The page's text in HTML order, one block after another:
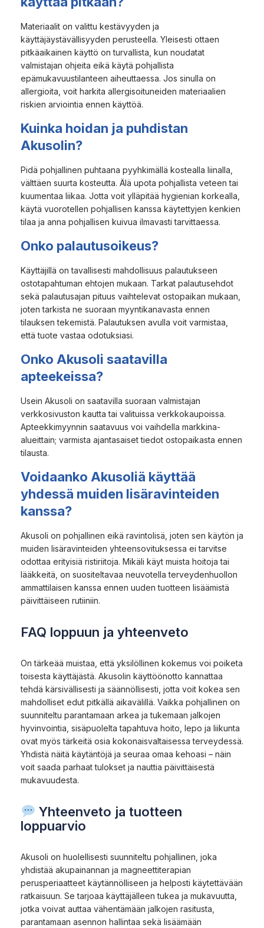
Materiaalit on valittu kestävyyden ja
käyttäjäystävällisyyden perusteella. Yleisesti ottaen
pitkäaikainen käyttö on turvallista, kun noudatat
valmistajan ohjeita eikä käytä pohjallista
epämukavuustilanteen aiheuttaessa. Jos sinulla on
allergioita, voit harkita allergisoituneiden materiaalien
riskien arviointia ennen käyttöä.
Kuinka hoidan ja puhdistan
Akusolin?
Pidä pohjallinen puhtaana pyyhkimällä kostealla liinalla,
välttäen suurta kosteutta. Älä upota pohjallista veteen tai
kuumentaa liikaa. Jotta voit ylläpitää hygienian korkealla,
käytä vuorotellen pohjallisen kanssa käytettyjen kenkien
tilaa ja anna pohjallisen kuivua ilmavasti tarvittaessa.
Onko palautusoikeus?
Käyttäjillä on tavallisesti mahdollisuus palautukseen
ostotapahtuman ehtojen mukaan. Tarkat palautusehdot
sekä palautusajan pituus vaihtelevat ostopaikan mukaan,
joten tarkista ne suoraan myyntikanavasta ennen
tilauksen tekemistä. Palautuksen avulla voit varmistaa,
että tuote vastaa odotuksiasi.
Onko Akusoli saatavilla
apteekeissa?
Usein Akusoli on saatavilla suoraan valmistajan
verkkosivuston kautta tai valituissa verkkokaupoissa.
Apteekkimyynnin saatavuus voi vaihdella markkina-
alueittain; varmista ajantasaiset tiedot ostopaikasta ennen
tilausta.
Voidaanko Akusoliä käyttää
yhdessä muiden lisäravinteiden
kanssa?
Akusoli on pohjallinen eikä ravintolisä, joten sen käytön ja
muiden lisäravinteiden yhteensovituksessa ei tarvitse
odottaa erityisiä ristiriitoja. Mikäli käyt muista hoitoja tai
lääkkeitä, on suositeltavaa neuvotella terveydenhuollon
ammattilaisen kanssa ennen uuden tuotteen lisäämistä
päivittäiseen rutiiniin.
FAQ loppuun ja yhteenveto
On tärkeää muistaa, että yksilöllinen kokemus voi poiketa
toisesta käyttäjästä. Akusolin käyttöönotto kannattaa
tehdä kärsivällisesti ja säännöllisesti, jotta voit kokea sen
mahdolliset edut pitkällä aikavälillä. Vaikka pohjallinen on
suunniteltu parantamaan arkea ja tukemaan jalkojen
hyvinvointia, sisäpuolelta tapahtuva hoito, lepo ja liikunta
ovat myös tärkeitä osia kokonaisvaltaisessa terveydessä.
Yhdistä näitä käytäntöjä ja seuraa omaa kehoasi – näin
voit saada parhaat tulokset ja nauttia päivittäisestä
mukavuudesta.
Yhteenveto ja tuotteen
loppuarvio
Akusoli on huolellisesti suunniteltu pohjallinen, joka
yhdistää akupainannan ja magneettiterapian
perusperiaatteet käytännölliseen ja helposti käytettävään
ratkaisuun. Se tarjoaa käyttäjälleen tukea ja mukavuutta,
jotka voivat auttaa vähentämään jalkojen rasitusta,
parantamaan asennon hallintaa sekä lisäämään